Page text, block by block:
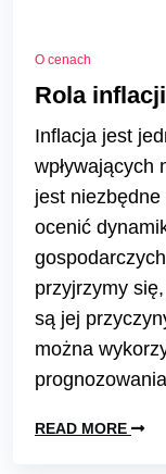
O cenach
Rola
Inflacja jest
wpływających
jest niezbędne
ocenić
przyjrzymy
są jej
można
READ MORE